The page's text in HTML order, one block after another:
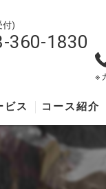
付)
360-1830
※
ビス コース紹介
神崎川キャ
湖西シャワ